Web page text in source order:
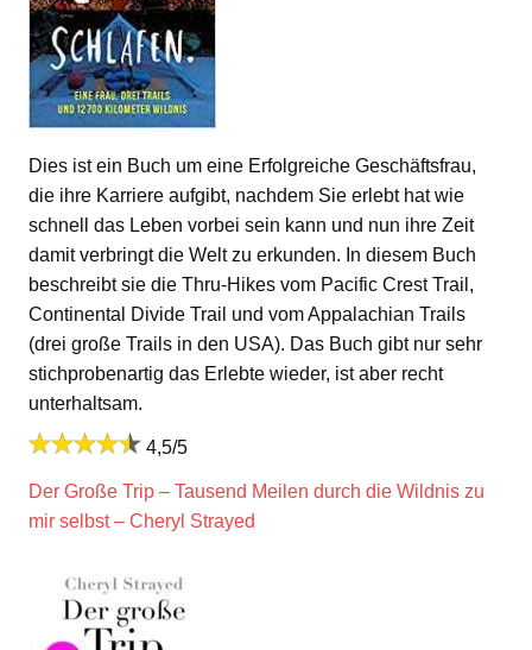
Dies ist ein Buch um eine Erfolgreiche Geschäftsfrau,
die ihre Karriere aufgibt, nachdem Sie erlebt hat wie
schnell das Leben vorbei sein kann und nun ihre Zeit
damit verbringt die Welt zu erkunden. In diesem Buch
beschreibt sie die Thru-Hikes vom Pacific Crest Trail,
Continental Divide Trail und vom Appalachian Trails
(drei große Trails in den USA). Das Buch gibt nur sehr
stichprobenartig das Erlebte wieder, ist aber recht
unterhaltsam.
4,5/5
Der Große Trip – Tausend Meilen durch die Wildnis zu
mir selbst – Cheryl Strayed